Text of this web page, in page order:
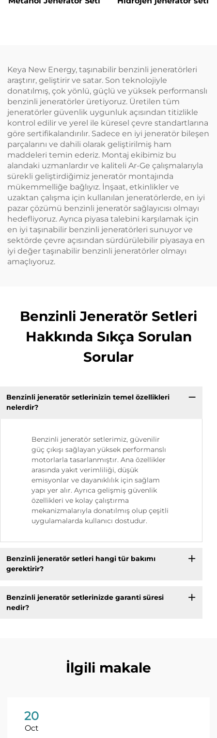
Keya New Energy, taşınabilir benzinli jeneratörleri
araştırır, geliştirir ve satar. Son teknolojiyle
donatılmış, çok yönlü, güçlü ve yüksek performanslı
benzinli jeneratörler üretiyoruz. Üretilen tüm
jeneratörler güvenlik uygunluk açısından titizlikle
kontrol edilir ve yerel ile küresel çevre standartlarına
göre sertifikalandırılır. Sadece en iyi jeneratör bileşen
parçalarını ve dahili olarak geliştirilmiş ham
maddeleri temin ederiz. Montaj ekibimiz bu
alandaki uzmanlardır ve kaliteli Ar-Ge çalışmalarıyla
sürekli geliştirdiğimiz jeneratör montajında
mükemmelliğe bağlıyız. İnşaat, etkinlikler ve
uzaktan çalışma için kullanılan jeneratörlerde, en iyi
pazar çözümü benzinli jeneratör sağlayıcısı olmayı
hedefliyoruz. Ayrıca piyasa talebini karşılamak için
en iyi taşınabilir benzinli jeneratörleri sunuyor ve
sektörde çevre açısından sürdürülebilir piyasaya en
iyi değer taşınabilir benzinli jeneratörler olmayı
amaçlıyoruz.
Benzinli Jeneratör Setleri
Hakkında Sıkça Sorulan
Sorular
Benzinli jeneratör setlerinizin temel özellikleri
nelerdir?
Benzinli jeneratör setlerimiz, güvenilir
güç çıkışı sağlayan yüksek performanslı
motorlarla tasarlanmıştır. Ana özellikler
arasında yakıt verimliliği, düşük
emisyonlar ve dayanıklılık için sağlam
yapı yer alır. Ayrıca gelişmiş güvenlik
özellikleri ve kolay çalıştırma
mekanizmalarıyla donatılmış olup çeşitli
uygulamalarda kullanıcı dostudur.
Benzinli jeneratör setleri hangi tür bakımı
gerektirir?
Benzinli jeneratör setlerinizde garanti süresi
nedir?
İlgili makale
20
Oct